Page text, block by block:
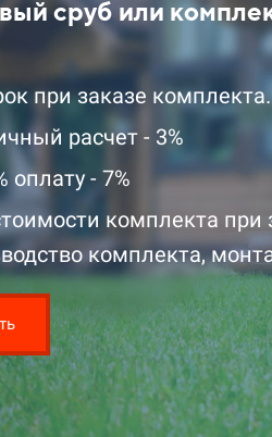
сруб или
при заказе комплекта.
расчет - 3%
оплату - 7%
комплекта
комплекта,
со
Заказать
2 329 100 ₽
Подробнее